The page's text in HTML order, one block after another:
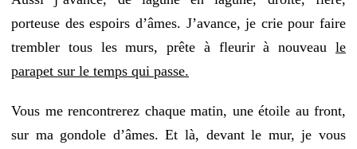
porteuse des espoirs d’âmes. J’avance, je crie pour faire
trembler tous les murs, prête à fleurir à nouveau le
parapet sur le temps qui passe.
Vous me rencontrerez chaque matin, une étoile au front,
sur ma gondole d’âmes. Et là, devant le mur, je vous